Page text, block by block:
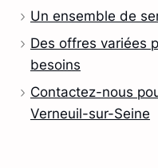
Un ensemble de
Des offres variées
besoins
Contactez-nous
Verneuil-sur-Seine